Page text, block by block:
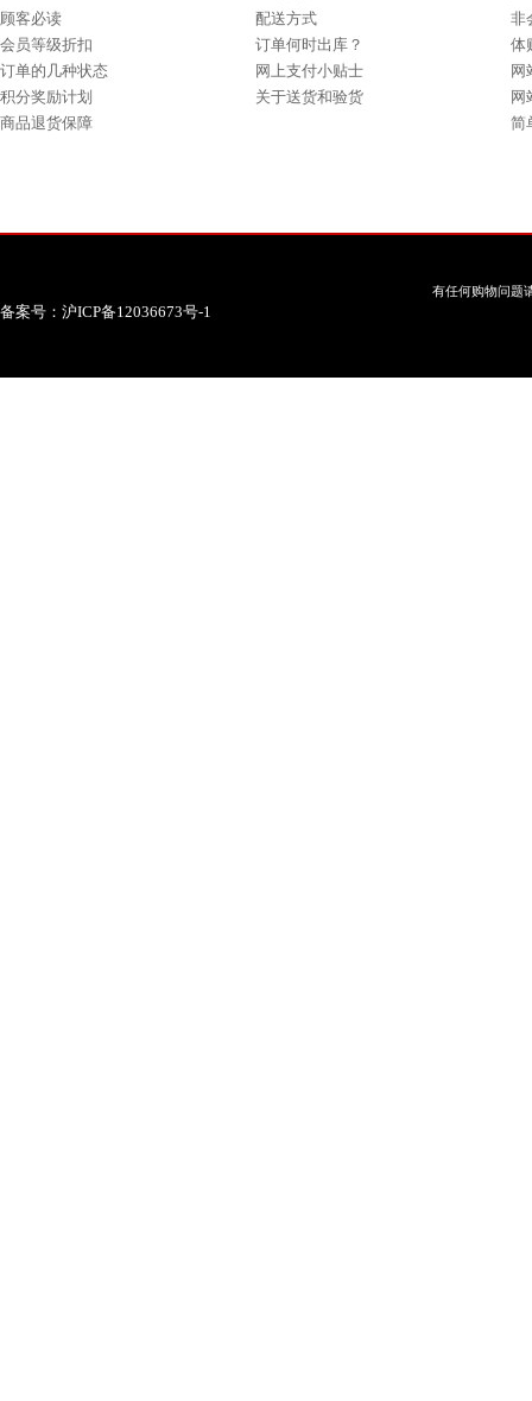
顾客必读
会员等级折扣
订单的几种状态
积分奖励计划
商品退货保障
配送方式
订单何时出库？
网上支付小贴士
关于送货和验货
非
体
网
网
简
有任何购物问题
备案号：沪ICP备12036673号-1